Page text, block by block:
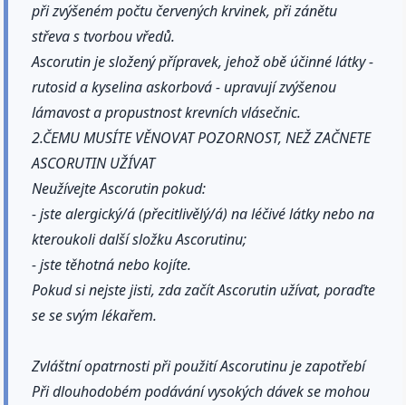
při zvýšeném počtu červených krvinek, při zánětu
střeva s tvorbou vředů.
Ascorutin je složený přípravek, jehož obě účinné látky -
rutosid a kyselina askorbová - upravují zvýšenou
lámavost a propustnost krevních vlásečnic.
2.ČEMU MUSÍTE VĚNOVAT POZORNOST, NEŽ ZAČNETE
ASCORUTIN UŽÍVAT
Neužívejte Ascorutin pokud:
- jste alergický/á (přecitlivělý/á) na léčivé látky nebo na
kteroukoli další složku Ascorutinu;
- jste těhotná nebo kojíte.
Pokud si nejste jisti, zda začít Ascorutin užívat, poraďte
se se svým lékařem.
Zvláštní opatrnosti při použití Ascorutinu je zapotřebí
Při dlouhodobém podávání vysokých dávek se mohou